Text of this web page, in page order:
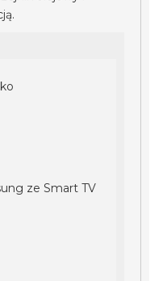
ze Smart TV